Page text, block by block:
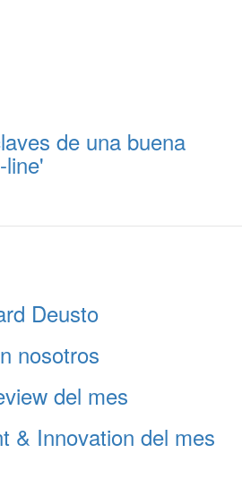
de una buena
line'
Deusto
nosotros
del mes
& Innovation del mes